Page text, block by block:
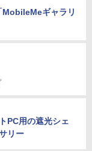
ギャラリ
PC用の遮光シェ
リー